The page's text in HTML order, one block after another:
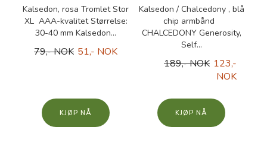
Kalsedon, rosa Tromlet Stor
XL AAA-kvalitet Størrelse:
30-40 mm Kalsedon...
79,- NOK 51,- NOK
KJØP
Kalsedon / Chalcedony , blå
chip armbånd
CHALCEDONY Generosity,
Self...
189,- NOK 123,-
NOK
KJØP